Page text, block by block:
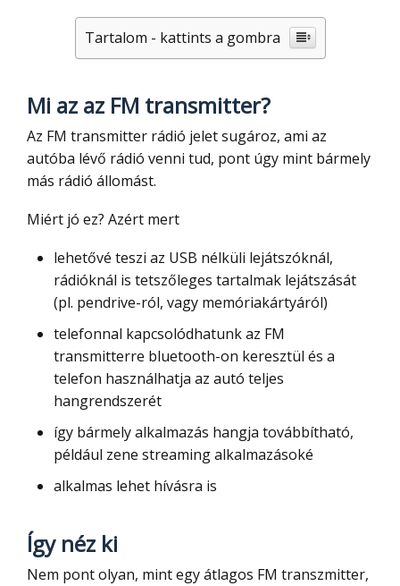
Tartalom - kattints a gombra
Mi az az FM transmitter?
Az FM transmitter rádió jelet sugároz, ami az
autóba lévő rádió venni tud, pont úgy mint bármely
más rádió állomást.
Miért jó ez? Azért mert
lehetővé teszi az USB nélküli lejátszóknál,
rádióknál is tetszőleges tartalmak lejátszását
(pl. pendrive-ról, vagy memóriakártyáról)
telefonnal kapcsolódhatunk az FM
transmitterre bluetooth-on keresztül és a
telefon használhatja az autó teljes
hangrendszerét
így bármely alkalmazás hangja továbbítható,
például zene streaming alkalmazásoké
alkalmas lehet hívásra is
Így néz ki
Nem pont olyan, mint egy átlagos FM transzmitter,